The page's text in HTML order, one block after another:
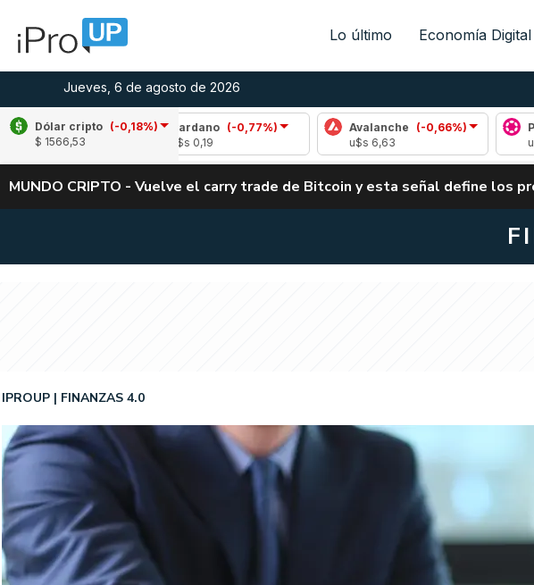
Lo último Economía Digital
Jueves, 6 de agosto de 2026
Dólar cripto (-0,18%)
$ 1566,53
Cardano (-0,77%)
Avalanche
(-0,66%)
Polkadot
MUNDO CRIPTO - Vuelve el carry trade de Bitcoin y esta señal define los
IPROUP FINANZAS 4.0